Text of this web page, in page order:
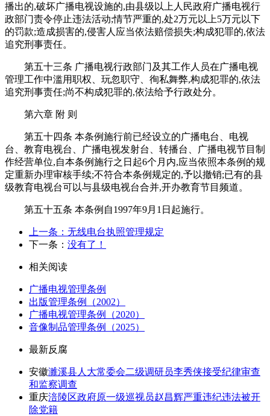
播出的,破坏广播电视设施的,由县级以上人民政府广播电视行
政部门责令停止违法活动;情节严重的,处2万元以上5万元以下
的罚款;造成损害的,侵害人应当依法赔偿损失;构成犯罪的,依法
追究刑事责任。
第五十三条 广播电视行政部门及其工作人员在广播电视
管理工作中滥用职权、玩忽职守、徇私舞弊,构成犯罪的,依法
追究刑事责任;尚不构成犯罪的,依法给予行政处分。
第六章 附 则
第五十四条 本条例施行前已经设立的广播电台、电视
台、教育电视台、广播电视发射台、转播台、广播电视节目制
作经营单位,自本条例施行之日起6个月内,应当依照本条例的规
定重新办理审核手续;不符合本条例规定的,予以撤销;已有的县
级教育电视台可以与县级电视台合并,开办教育节目频道。
第五十五条 本条例自1997年9月1日起施行。
上一条：无线电台执照管理规定
下一条： 没有了！
相关阅读
广播电视管理条例
出版管理条例（2002）
广播电视管理条例（2020）
音像制品管理条例（2025）
最新反腐
安徽濉溪县人大常委会二级调研员李秀侠接受纪律审查
和监察调查
重庆涪陵区政府原一级巡视员赵昌辉严重违纪违法被开
除党籍